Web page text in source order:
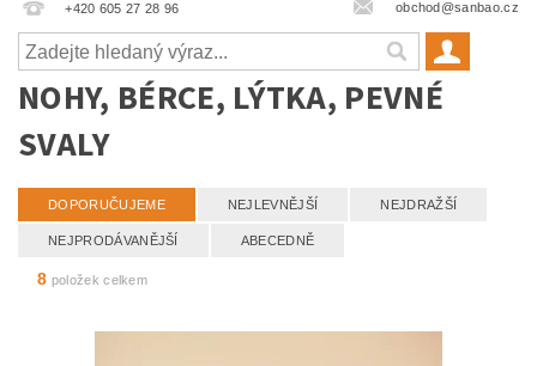
+420 605 27 28 96 obchod@sanbao.cz
NOHY, BÉRCE, LÝTKA, PEVNÉ
SVALY
DOPORUČUJEME NEJLEVNĚJŠÍ NEJDRAŽŠÍ
NEJPRODÁVANĚJŠÍ ABECEDNĚ
8 položek celkem